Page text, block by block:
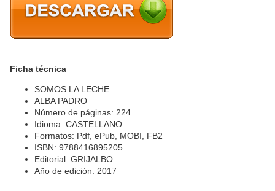
Ficha técnica
SOMOS LA LECHE
ALBA PADRO
Número de páginas: 224
Idioma: CASTELLANO
Formatos: Pdf, ePub, MOBI, FB2
ISBN: 9788416895205
Editorial: GRIJALBO
Año de edición: 2017